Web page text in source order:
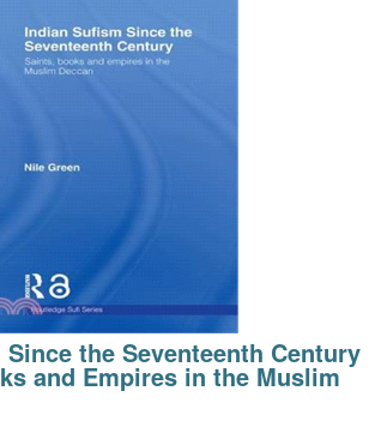
偉大的迷走神經
the Seventeenth Century
and Empires in the Muslim